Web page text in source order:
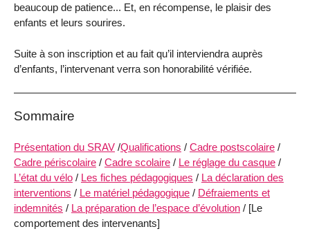
beaucoup de patience... Et, en récompense, le plaisir des
enfants et leurs sourires.
Suite à son inscription et au fait qu’il interviendra auprès
d’enfants, l’intervenant verra son honorabilité vérifiée.
Sommaire
Présentation du SRAV /Qualifications / Cadre postscolaire /
Cadre périscolaire / Cadre scolaire / Le réglage du casque /
L’état du vélo / Les fiches pédagogiques / La déclaration des
interventions / Le matériel pédagogique / Défraiements et
indemnités / La préparation de l’espace d’évolution / [Le
comportement des intervenants]